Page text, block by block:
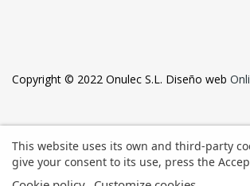
Copyright © 2022 Onulec S.L. Diseño web
This website uses its own and third-party
give your consent to its use, press the